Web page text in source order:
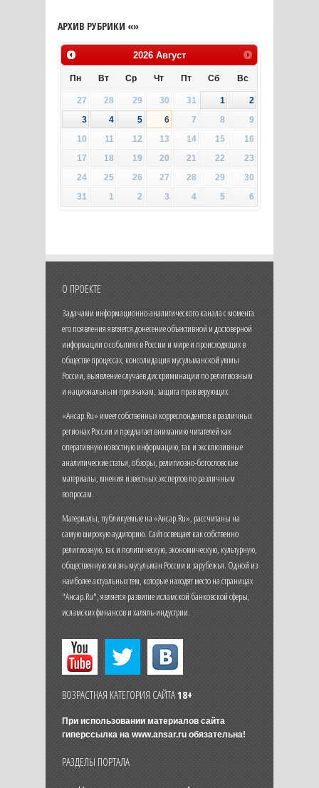
АРХИВ РУБРИКИ «»
2026 Август
Пн Вт Ср Чт Пт Сб Вс
27 28 29 30 31 1
2
3
4 5 6 7 8
9
10
11 12 13 14 15
16
17
18 19 20 21 22
23
24
25 26 27 28 29
30
31
1 2 3 4 5 6
О ПРОЕКТЕ
Задачами информационно-аналитического канала с момента
его появления является донесение объективной и достоверной
информации о событиях в России и мире и происходящих в
обществе процессах, консолидация мусульманской уммы
России, выявление случаев дискриминации по религиозным
и национальным признакам, защита прав верующих.
«Ансар.Ru» имеет собственных корреспондентов в различных
регионах России и предлагает вниманию читателей как
оперативную новостную информацию, так и эксклюзивные
аналитические статьи, обзоры, религиозно-богословские
материалы, мнения известных экспертов по различным
вопросам.
Материалы, публикуемые на «Ансар.Ru», рассчитаны на
самую широкую аудиторию. Сайт освещает как собственно
религиозную, так и политическую, экономическую, культурную,
общественную жизнь мусульман России и зарубежья. Одной из
наиболее актуальных тем, которые находят место на страницах
"Ансар.Ru", является развитие исламской банковской сферы,
исламских финансов и халяль-индустрии.
ВОЗРАСТНАЯ КАТЕГОРИЯ САЙТА18+
При использовании материалов сайта
гиперссылка на www.ansar.ruобязательна!
РАЗДЕЛЫ ПОРТАЛА